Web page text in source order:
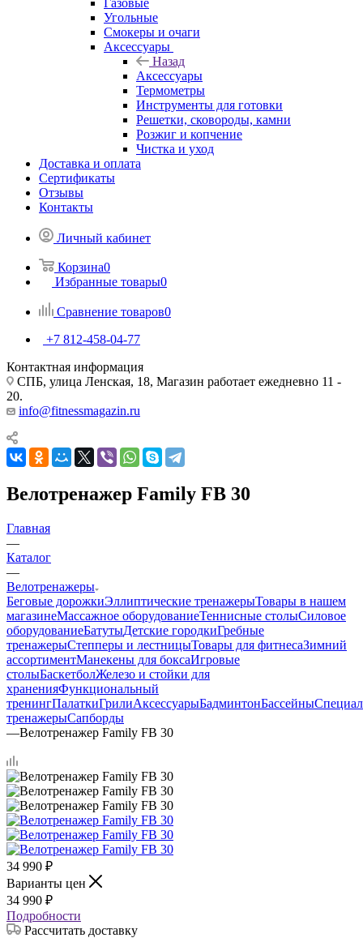
Газовые
Угольные
Смокеры и очаги
Аксессуары
Назад
Аксессуары
Термометры
Инструменты для готовки
Решетки, сковороды, камни
Розжиг и копчение
Чистка и уход
Доставка и оплата
Сертификаты
Отзывы
Контакты
Личный кабинет
Корзина0
Избранные товары0
Сравнение товаров0
+7 812-458-04-77
Контактная информация
СПБ, улица Ленская, 18, Магазин работает ежедневно 11 -
20.
info@fitnessmagazin.ru
Велотренажер Family FB 30
Главная
—
Каталог
—
Велотренажеры
Беговые дорожкиЭллиптические тренажерыТовары в нашем
магазинеМассажное оборудованиеТеннисные столыСиловое
оборудованиеБатутыДетские городкиГребные
тренажерыСтепперы и лестницыТовары для фитнесаЗимний
ассортиментМанекены для боксаИгровые
столыБаскетболЖелезо и стойки для
храненияФункциональный
тренингПалаткиГрилиАксессуарыБадминтонБассейны
тренажерыСапборды
—Велотренажер Family FB 30
34 990 ₽
Варианты цен
34 990 ₽
Подробности
Рассчитать доставку